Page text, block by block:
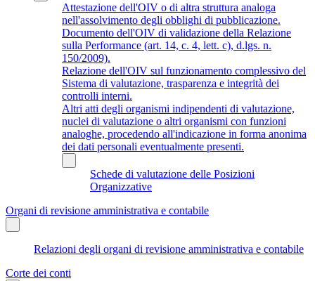
Attestazione dell'OIV o di altra struttura analoga
nell'assolvimento degli obblighi di pubblicazione.
Documento dell'OIV di validazione della Relazione
sulla Performance (art. 14, c. 4, lett. c), d.lgs. n.
150/2009).
Relazione dell'OIV sul funzionamento complessivo del
Sistema di valutazione, trasparenza e integrità dei
controlli interni.
Altri atti degli organismi indipendenti di valutazione,
nuclei di valutazione o altri organismi con funzioni
analoghe, procedendo all'indicazione in forma anonima
dei dati personali eventualmente presenti.
Schede di valutazione delle Posizioni
Organizzative
Organi di revisione amministrativa e contabile
Relazioni degli organi di revisione amministrativa e contabile
Corte dei conti